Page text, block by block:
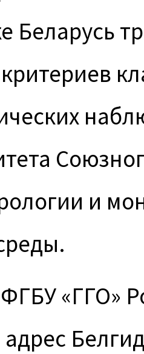
Беларусь
и
«ГГО»
адрес